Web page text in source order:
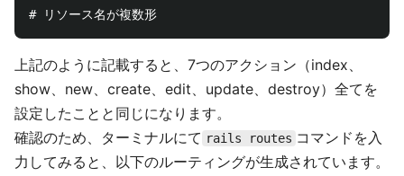
上記のように記載すると、7つのアクション（index、
show、new、create、edit、update、destroy）全てを
設定したことと同じになります。
確認のため、ターミナルにて rails routes コマンドを入
力してみると、以下のルーティングが生成されています。